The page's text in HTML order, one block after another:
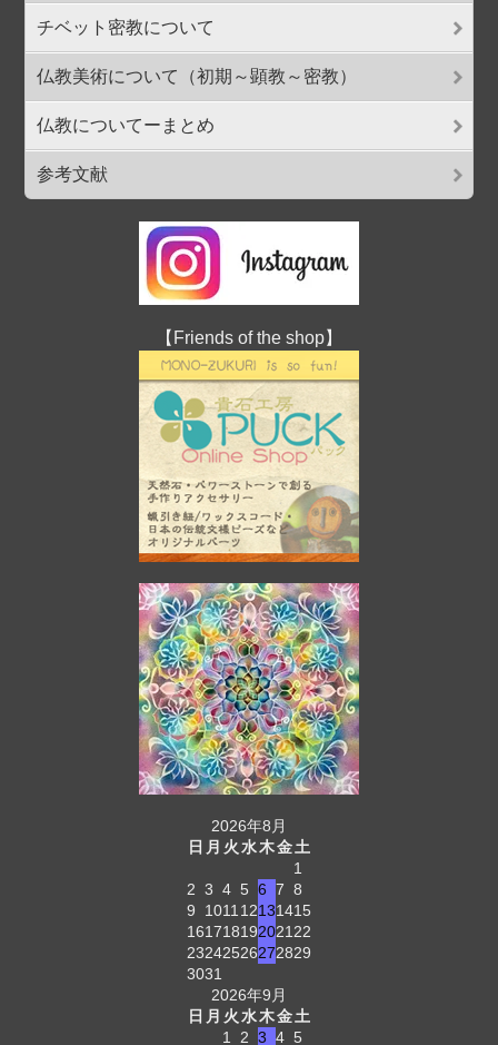
チベット密教について
仏教美術について（初期～顕教～密教）
仏教についてーまとめ
参考文献
【Friends of the shop】
2026年8月
日 月 火水木金土
1
2 3 4 5 6 7 8
9
1011 12131415
161718192021 22
23242526272829
3031
2026年9月
日 月 火水木金土
1
2 3 4 5